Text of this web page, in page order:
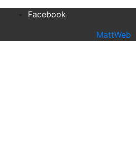
Facebook
MattWeb